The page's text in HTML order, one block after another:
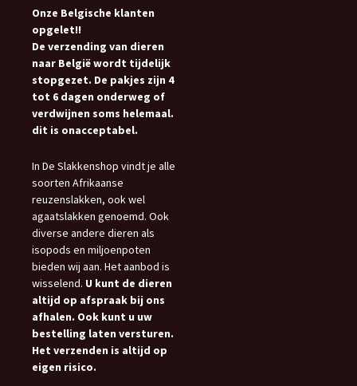
Onze Belgische klanten
opgelet!!
De verzending van dieren
naar België wordt tijdelijk
stopgezet. De pakjes zijn 4
tot 6 dagen onderweg of
verdwijnen soms helemaal.
dit is onacceptabel.
In De Slakkenshop vindt je alle
soorten Afrikaanse
reuzenslakken, ook wel
agaatslakken genoemd. Ook
diverse andere dieren als
isopods en miljoenpoten
bieden wij aan. Het aanbod is
wisselend. U kunt de dieren
altijd op afspraak bij ons
afhalen. Ook kunt u uw
bestelling laten versturen.
Het verzenden is altijd op
eigen risico.